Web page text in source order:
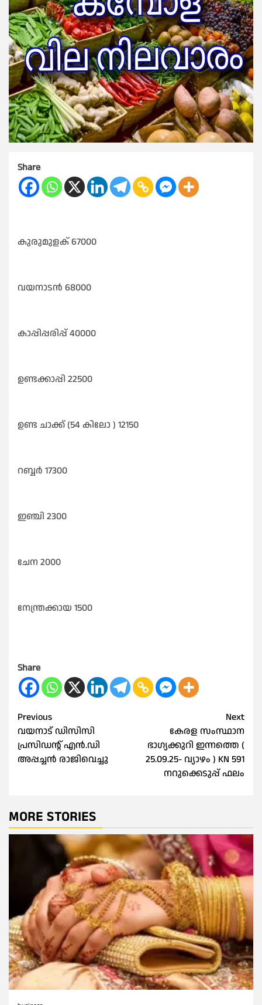
Share
കുരുമുളക് 67000
വയനാടൻ 68000
കാപ്പിപ്പരിപ്പ് 40000
ഉണ്ടക്കാപ്പി 22500
ഉണ്ട ചാക്ക് (54 കിലോ ) 12150
റബ്ബർ 17300
ഇഞ്ചി 2300
ചേന 2000
നേന്ത്രക്കായ 1500
Share
Post
navigation
Previous
വയനാട് ഡിസിസി
പ്രസിഡൻ്റ് എൻ.ഡി
അപ്പച്ചൻ രാജിവെച്ചു
Next
കേരള സംസ്ഥാന
ഭാഗ്യക്കുറി ഇന്നത്തെ (
25.09.25- വ്യാഴം ) KN 591
നറുക്കെടുപ്പ് ഫലം
MORE STORIES